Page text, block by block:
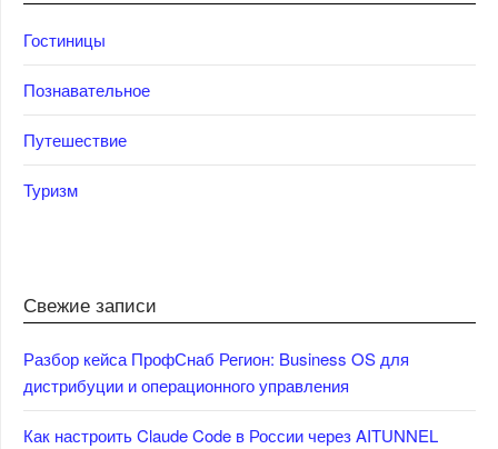
Гостиницы
Познавательное
Путешествие
Туризм
Свежие записи
Разбор кейса ПрофСнаб Регион: Business OS для
дистрибуции и операционного управления
Как настроить Claude Code в России через AITUNNEL